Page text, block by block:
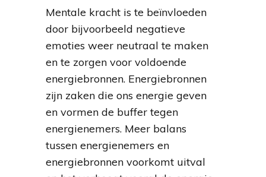
Mentale kracht is te beïnvloeden
door bijvoorbeeld negatieve
emoties weer neutraal te maken
en te zorgen voor voldoende
energiebronnen. Energiebronnen
zijn zaken die ons energie geven
en vormen de buffer tegen
energienemers. Meer balans
tussen energienemers en
energiebronnen voorkomt uitval